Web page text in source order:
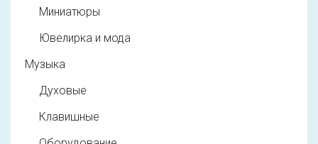
Миниатюры
Ювелирка и мода
Музыка
Духовые
Клавишные